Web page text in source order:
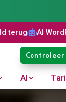
builder
AI